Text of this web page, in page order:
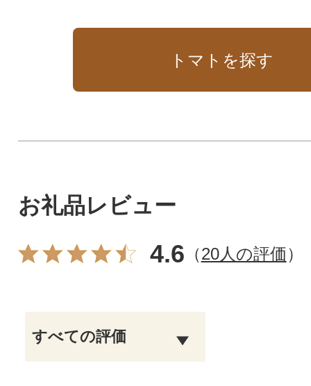
トマトを探す
お礼品レビュー
4.6 （20人の評価）